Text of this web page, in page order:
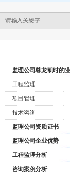
监理公司尊龙凯时的
工程监理
项目管理
技术咨询
监理公司资质证书
监理公司企业优势
工程监理分析
咨询案例分析